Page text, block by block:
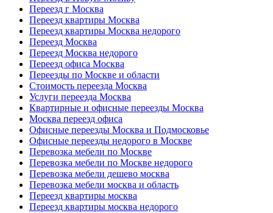
Переезд г Москва
Переезд квартиры Москва
Переезд квартиры Москва недорого
Переезд Москва
Переезд Москва недорого
Переезд офиса Москва
Переезды по Москве и области
Стоимость переезда Москва
Услуги переезда Москва
Квартирные и офисные переезды Москва
Москва переезд офиса
Офисные переезды Москва и Подмосковье
Офисные переезды недорого в Москве
Перевозка мебели по Москве
Перевозка мебели по Москве недорого
Перевозка мебели дешево москва
Перевозка мебели москва и область
Переезд квартиры москва
Переезд квартиры москва недорого